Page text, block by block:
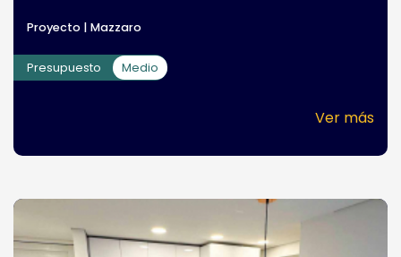
Proyecto | Mazzaro
Presupuesto Medio
Ver más